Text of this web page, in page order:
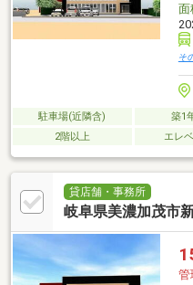
面
そ
駐車場(近隣含) 築1
2階以上
エレ
貸店舗・事務所
岐阜県美濃加茂市
管